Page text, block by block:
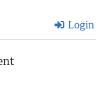
Login